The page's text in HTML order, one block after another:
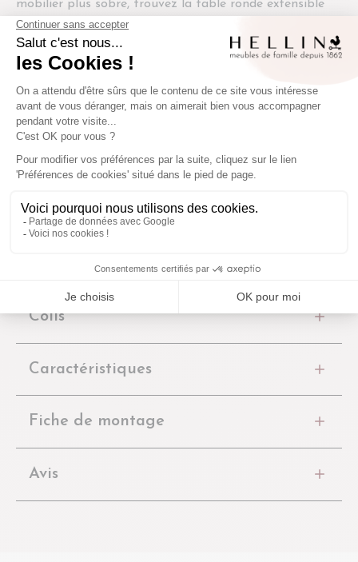
mobilier plus sobre, trouvez la table ronde extensible
qui correspond parfaitement à votre salle à manger.
Origine Europe
Nombre de places 4
Extensible Oui
Nombre de places avec allonge 6
Fiche technique
Colis
Caractéristiques
Fiche de montage
Avis